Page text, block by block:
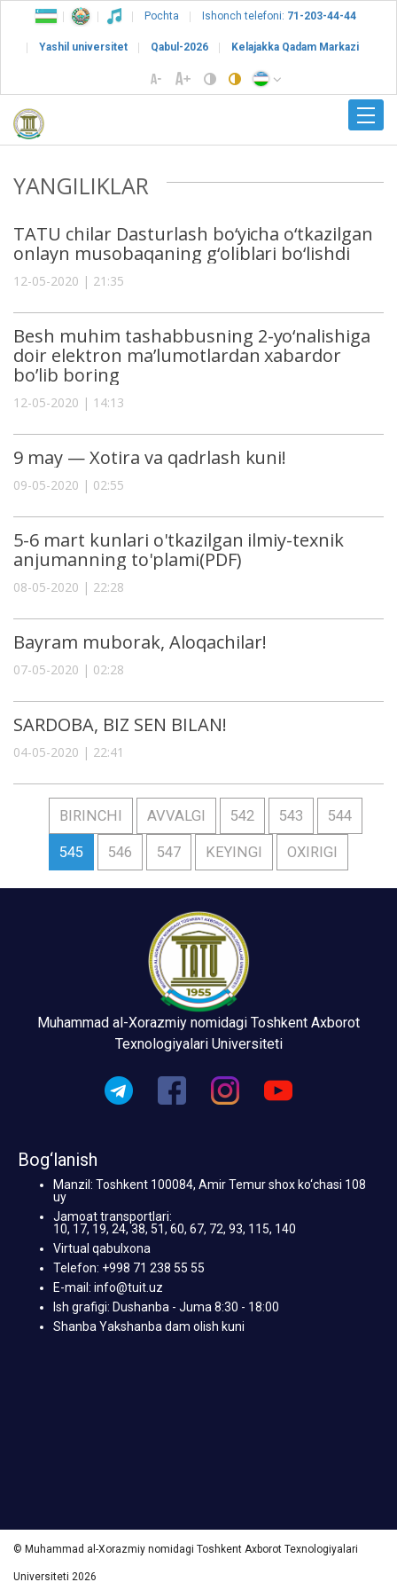
Pochta Ishonch telefoni: 71-203-44-44
Yashil universitet Qabul-2026 Kelajakka Qadam Markazi
YANGILIKLAR
TATU chilar Dasturlash bo‘yicha o‘tkazilgan
onlayn musobaqaning g‘oliblari bo‘lishdi
12-05-2020 | 21:35
Besh muhim tashabbusning 2-yo‘nalishiga
doir elektron ma’lumotlardan xabardor
bo’lib boring
12-05-2020 | 14:13
9 may — Xotira va qadrlash kuni!
09-05-2020 | 02:55
5-6 mart kunlari o'tkazilgan ilmiy-texnik
anjumanning to'plami(PDF)
08-05-2020 | 22:28
Bayram muborak, Aloqachilar!
07-05-2020 | 02:28
SARDOBA, BIZ SEN BILAN!
04-05-2020 | 22:41
BIRINCHI AVVALGI 542 543 544
545 546 547 KEYINGI OXIRIGI
Muhammad al-Xorazmiy nomidagi Toshkent Axborot
Texnologiyalari Universiteti
Bog‘lanish
Manzil: Toshkent 100084, Amir Temur shox ko‘chasi 108
uy
Jamoat transportlari:
10, 17, 19, 24, 38, 51, 60, 67, 72, 93, 115, 140
Virtual qabulxona
Telefon: +998 71 238 55 55
E-mail: info@tuit.uz
Ish grafigi: Dushanba - Juma 8:30 - 18:00
Shanba Yakshanba dam olish kuni
© Muhammad al-Xorazmiy nomidagi Toshkent Axborot Texnologiyalari
Universiteti 2026